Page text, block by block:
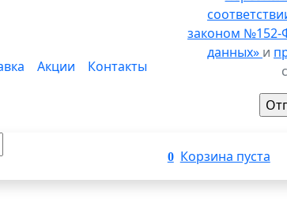
Акции Контакты
законом №152-
данных» и
0 Корзина пуста